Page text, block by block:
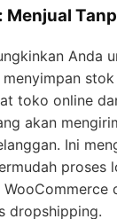
Anda
toko online
akan
Ini
proses
dropshipping.